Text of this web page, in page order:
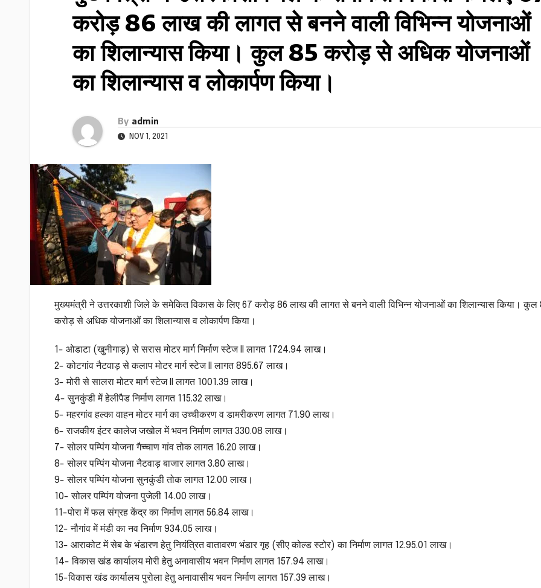
करोड़ 86 लाख की लागत से बनने वाली विभिन्न योजनाओं
का शिलान्यास किया। कुल 85 करोड़ से अधिक योजनाओं
का शिलान्यास व लोकार्पण किया।
By admin
NOV 1, 2021
मुख्यमंत्री ने उत्तरकाशी जिले के समेकित विकास के लिए 67 करोड़ 86 लाख की लागत से बनने वाली विभिन्न योजनाओं का शिलान्यास किया। कुल
करोड़ से अधिक योजनाओं का शिलान्यास व लोकार्पण किया।
1- ओडाटा (खुनीगाड़) से सरास मोटर मार्ग निर्माण स्टेज II लागत 1724.94 लाख।
2- कोटगांव नैटवाड़ से कलाप मोटर मार्ग स्टेज II लागत 895.67 लाख।
3- मोरी से सालरा मोटर मार्ग स्टेज II लागत 1001.39 लाख।
4- सुनकुंडी में हेलीपैड निर्माण लागत 115.32 लाख।
5- महरगांव हल्का वाहन मोटर मार्ग का उच्चीकरण व डामरीकरण लागत 71.90 लाख।
6- राजकीय इंटर कालेज जखोल में भवन निर्माण लागत 330.08 लाख।
7- सोलर पम्पिंग योजना गैच्चाण गांव तोक लागत 16.20 लाख।
8- सोलर पम्पिंग योजना नैटवाड़ बाजार लागत 3.80 लाख।
9- सोलर पम्पिंग योजना सुनकुंडी तोक लागत 12.00 लाख।
10- सोलर पम्पिंग योजना पुजेली 14.00 लाख।
11-पोरा में फल संग्रह केंद्र का निर्माण लागत 56.84 लाख।
12- नौगांव में मंडी का नव निर्माण 934.05 लाख।
13- आराकोट में सेब के भंडारण हेतु नियंत्रित वातावरण भंडार गृह (सीए कोल्ड स्टोर) का निर्माण लागत 12.95.01 लाख।
14- विकास खंड कार्यालय मोरी हेतु अनावासीय भवन निर्माण लागत 157.94 लाख।
15-विकास खंड कार्यालय पुरोला हेतु अनावासीय भवन निर्माण लागत 157.39 लाख।